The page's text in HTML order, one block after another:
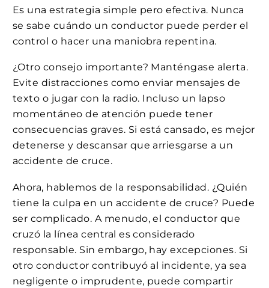
Es una estrategia simple pero efectiva. Nunca
se sabe cuándo un conductor puede perder el
control o hacer una maniobra repentina.
¿Otro consejo importante? Manténgase alerta.
Evite distracciones como enviar mensajes de
texto o jugar con la radio. Incluso un lapso
momentáneo de atención puede tener
consecuencias graves. Si está cansado, es mejor
detenerse y descansar que arriesgarse a un
accidente de cruce.
Ahora, hablemos de la responsabilidad. ¿Quién
tiene la culpa en un accidente de cruce? Puede
ser complicado. A menudo, el conductor que
cruzó la línea central es considerado
responsable. Sin embargo, hay excepciones. Si
otro conductor contribuyó al incidente, ya sea
negligente o imprudente, puede compartir